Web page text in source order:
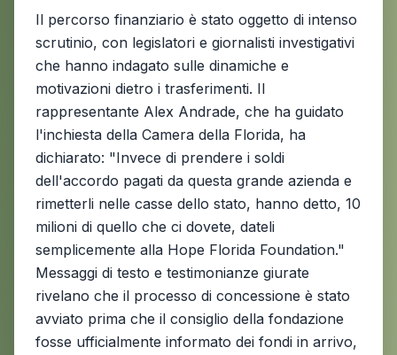
Il percorso finanziario è stato oggetto di intenso
scrutinio, con legislatori e giornalisti investigativi
che hanno indagato sulle dinamiche e
motivazioni dietro i trasferimenti. Il
rappresentante Alex Andrade, che ha guidato
l'inchiesta della Camera della Florida, ha
dichiarato: "Invece di prendere i soldi
dell'accordo pagati da questa grande azienda e
rimetterli nelle casse dello stato, hanno detto, 10
milioni di quello che ci dovete, dateli
semplicemente alla Hope Florida Foundation."
Messaggi di testo e testimonianze giurate
rivelano che il processo di concessione è stato
avviato prima che il consiglio della fondazione
fosse ufficialmente informato dei fondi in arrivo,